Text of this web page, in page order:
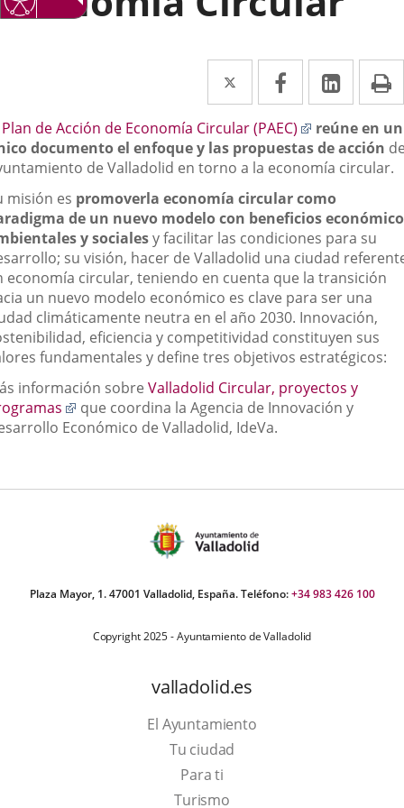
Twitter
Enlace
a
una
aplicación
externa.
Facebook
Enlace
a
una
aplicación
externa.
Enlace
a
una
Plan de Acción de Economía Circular (PAEC)
Enlace
a
una
externa.
reúne en un
documento el enfoque y las propuestas de acción
de Valladolid en torno a la economía circular.
misión es promoverla economía circular como
de un nuevo modelo con beneficios
y socialesy facilitar las condiciones para su
su visión, hacer de Valladolid una ciudad
economía circular, teniendo en cuenta que la transición
un nuevo modelo económico es clave para ser una
climáticamente neutra en el año 2030. Innovación,
eficiencia y competitividad constituyen sus
fundamentales y define tres objetivos estratégicos:
información sobre Valladolid Circular, proyectos y
Enlace
a
externa.
que coordina la Agencia de Innovación y
Económico de Valladolid, IdeVa.
Plaza Mayor, 1. 47001 Valladolid, España. Teléfono:+34 983 426 100
Copyright 2025 - Ayuntamiento de Valladolid
valladolid.es
El Ayuntamiento
Tu ciudad
Para ti
TurismoThis